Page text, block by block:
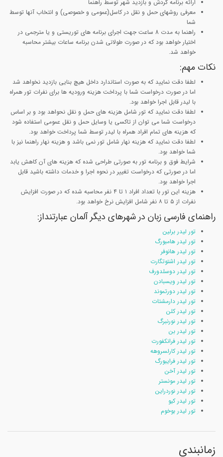
ارائه برنامه گردش و بازدید شهر توسط راهنما
معرفی روشهای حمل و نقل در کاسل(عمومی و خصوصی) و انتخاب آنها توسط
شما
راهنما به مدت 8 ساعت جهت اجرای برنامه های توریستی و یا مترجمی در
اختیار خواهد بود که در صورت طولانی شدن برنامه ساعات بیشتر محاسبه
خواهد شد.
نکات مهم:
لطفا دقت نمایید که به صورت استاندارد داخل هیچ بنایی بازدید نخواهد شد
اما در صورت درخواست شما با پرداخت هزینه ورودیه ها برای نفرات تور همراه
با لیدر قابل اجرا خواهد بود.
لطفا دقت نمایید که تور شامل هزینه های حمل و نقل نحواهد بود و بر اساس
درخواست شما می توان از تاکسی یا وسایل حمل و نقل عمومی استفاده شود
که هزینه های تمام افراد همراه با لیدر توسط شما پرداخت خواهد بود.
لطفا دقت نمایید که هزینه نهار شامل تور نمی باشد و هزینه نهار راهنما نیز با
شما خواهد بود.
شرایط فوق و برنامه تور به صورتی طراحی شده که هزینه های آن کاهش یابد
اما در صورتی که درخواست تغییر در نحوه اجرا و خدمات داشته باشید قابل
اجرا خواهد بود.
هزینه این تور با تعداد افراد ۱ تا ۴ نفر محاسبه شده که در صورت افزایش
نفرات از ۵ تا ۸ نفر شامل افزایش نرخ خواهد بود.
راهنمای فارسی زبان در شهرهای دیگر آلمان عبارتنداز:
تور لیدر برلین
تور لیدر هامبورگ
تور لیدر هانوفر
تور لیدر اشتوتگارت
تور لیدر دوسلدورف
تور لیدر ویسبادن
تور لیدر دورتموند
تور لیدر دارمشتات
تور لیدر کلن
تور لیدر نورنبرگ
تور لیدر بن
تور لیدر فرانکفورت
تور لیدر کارلسروهه
تور لیدر فرایبورگ
تور لیدر آخن
تور لیدر مونستر
تور لیدر نوردراین
تور لیدر کیو
تور لیدر بوخوم
زمانبندی